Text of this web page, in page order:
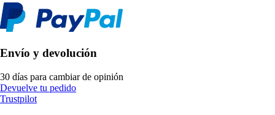
Envío y devolución
30 días para cambiar de opinión
Devuelve tu pedido
Trustpilot